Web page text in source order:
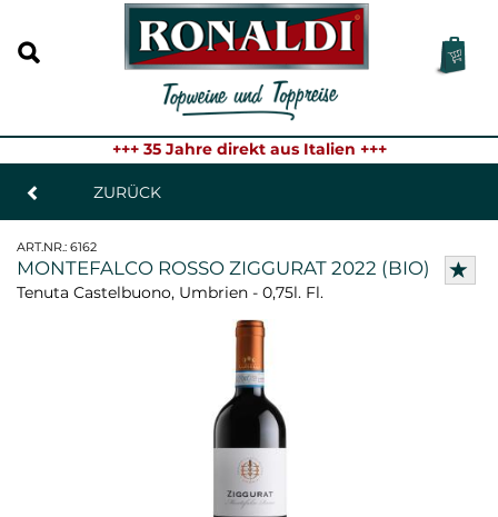
+++ 35 Jahre direkt aus Italien +++
ZURÜCK
ART.NR.: 6162
MONTEFALCO ROSSO ZIGGURAT 2022 (BIO)
Tenuta Castelbuono, Umbrien - 0,75l. Fl.